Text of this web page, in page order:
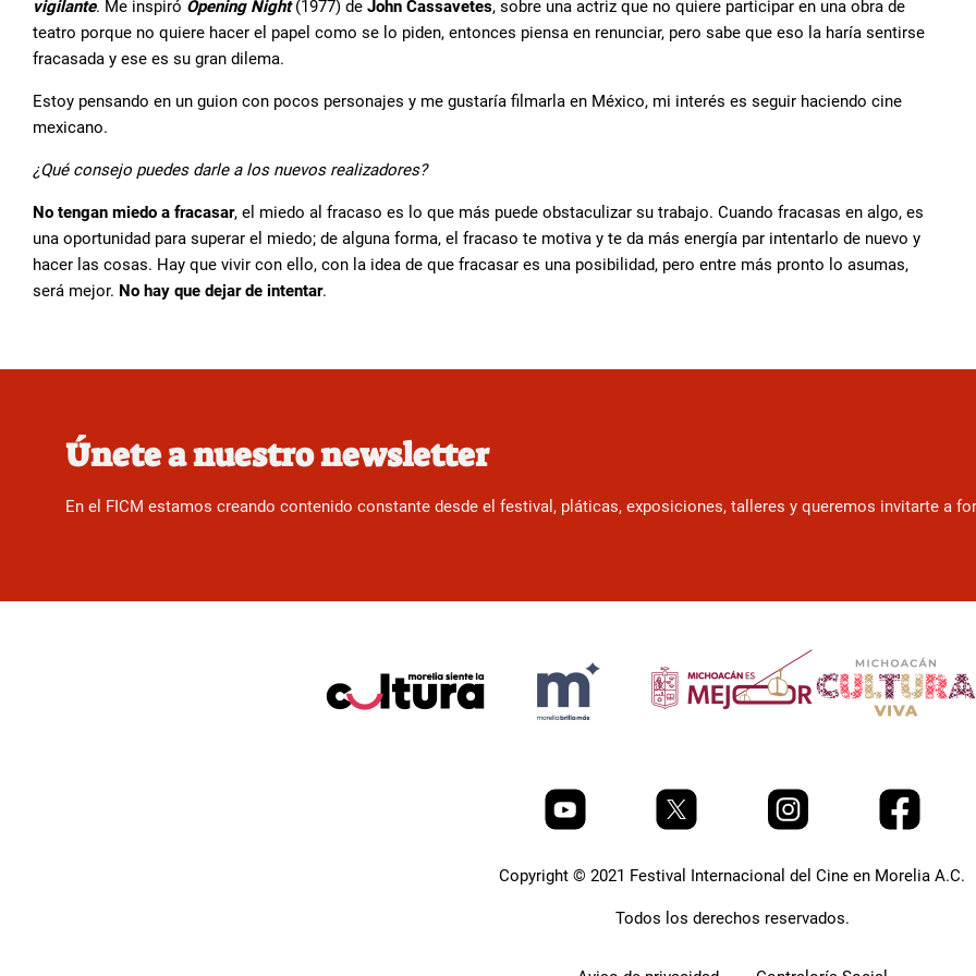
vigilante. Me inspiró Opening Night (1977) de John Cassavetes, sobre una actriz que no quiere participar en una obra de
teatro porque no quiere hacer el papel como se lo piden, entonces piensa en renunciar, pero sabe que eso la haría sentirse
fracasada y ese es su gran dilema.
Estoy pensando en un guion con pocos personajes y me gustaría filmarla en México, mi interés es seguir haciendo cine
mexicano.
¿Qué consejo puedes darle a los nuevos realizadores?
No tengan miedo a fracasar, el miedo al fracaso es lo que más puede obstaculizar su trabajo. Cuando fracasas en algo, es
una oportunidad para superar el miedo; de alguna forma, el fracaso te motiva y te da más energía par intentarlo de nuevo y
hacer las cosas. Hay que vivir con ello, con la idea de que fracasar es una posibilidad, pero entre más pronto lo asumas,
será mejor. No hay que dejar de intentar.
Únete a nuestro newsletter
En el FICM estamos creando contenido constante desde el festival, pláticas, exposiciones, talleres y queremos invitarte a
Copyright © 2021 Festival Internacional del Cine en Morelia A.C.
Todos los derechos reservados.